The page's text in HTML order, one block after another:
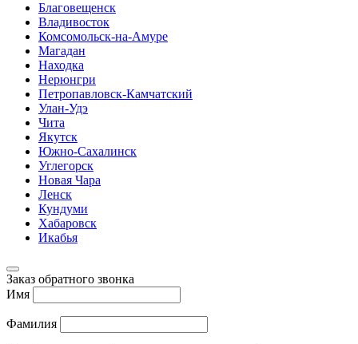
Благовещенск
Владивосток
Комсомольск-на-Амуре
Магадан
Находка
Нерюнгри
Петропавловск-Камчатский
Улан-Удэ
Чита
Якутск
Южно-Сахалинск
Углегорск
Новая Чара
Ленск
Кундуми
Хабаровск
Икабья
Заказ обратного звонка
Имя
Фамилия